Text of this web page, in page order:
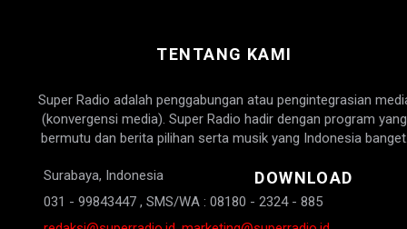
TENTANG KAMI
Super Radio adalah penggabungan atau pengintegrasian
(konvergensi media). Super Radio hadir dengan program yang
bermutu dan berita pilihan serta musik yang Indonesia
Surabaya, Indonesia
031 - 99843447 , SMS/WA : 08180 - 2324 - 885
DOWNLOAD